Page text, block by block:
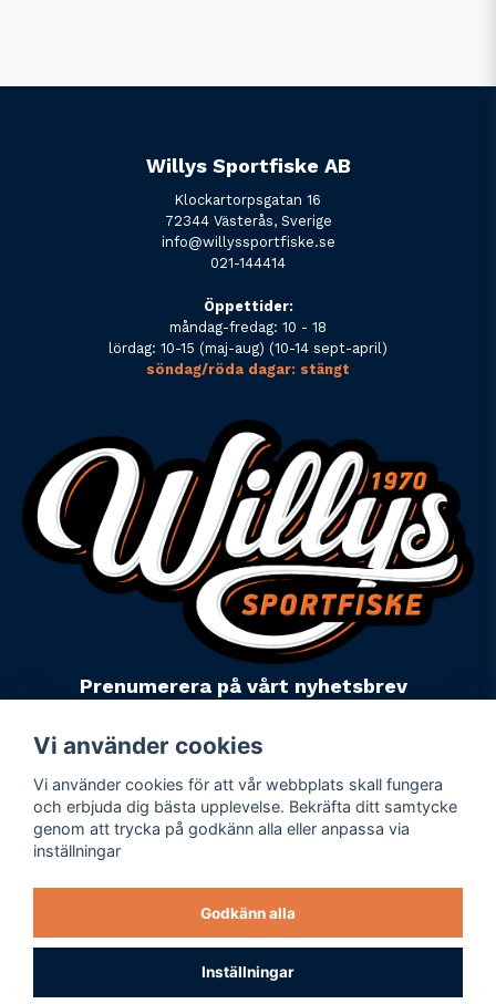
Willys Sportfiske AB
Klockartorpsgatan 16
72344 Västerås, Sverige
info@willyssportfiske.se
021-144414
Öppettider:
måndag-fredag: 10 - 18
lördag: 10-15 (maj-aug) (10-14 sept-april)
söndag/röda dagar: stängt
Prenumerera på vårt nyhetsbrev
Powered by Nyehandel AB
Företagsuppgifter
Personuppgiftspolicy
Varumärken
Vi använder cookies
Vi använder cookies för att vår webbplats skall fungera
och erbjuda dig bästa upplevelse. Bekräfta ditt samtycke
genom att trycka på godkänn alla eller anpassa via
inställningar
Godkänn alla
Inställningar